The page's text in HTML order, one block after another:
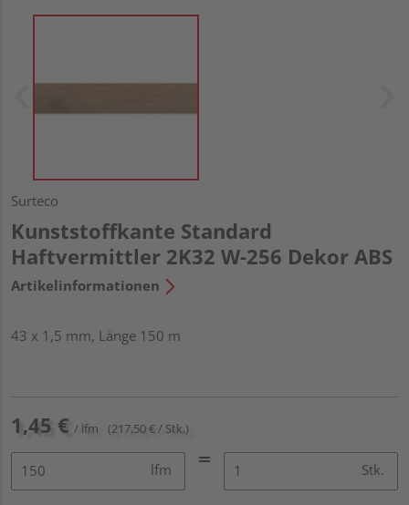
Surteco
Kunststoffkante Standard
Haftvermittler 2K32 W-256 Dekor ABS
Artikelinformationen
43 x 1,5 mm, Länge 150 m
1,45 € / lfm (217,50 € / Stk.)
lfm Stk.